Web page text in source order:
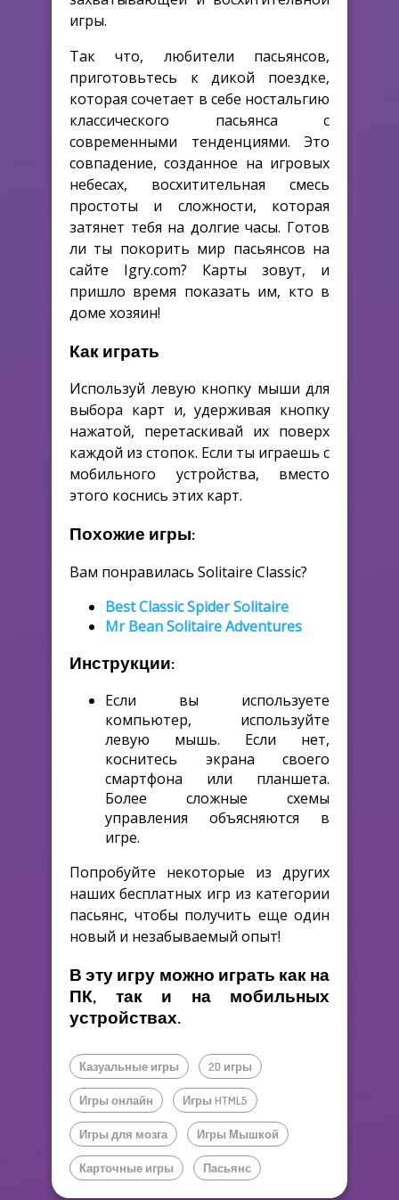
игры.
Так что, любители пасьянсов,
приготовьтесь к дикой поездке,
которая сочетает в себе ностальгию
классического пасьянса с
современными тенденциями. Это
совпадение, созданное на игровых
небесах, восхитительная смесь
простоты и сложности, которая
затянет тебя на долгие часы. Готов
ли ты покорить мир пасьянсов на
сайте Igry.com? Карты зовут, и
пришло время показать им, кто в
доме хозяин!
Как играть
Используй левую кнопку мыши для
выбора карт и, удерживая кнопку
нажатой, перетаскивай их поверх
каждой из стопок. Если ты играешь с
мобильного устройства, вместо
этого коснись этих карт.
Похожие игры:
Вам понравилась Solitaire Classic?
Best Classic Spider Solitaire
Mr Bean Solitaire Adventures
Инструкции:
Если вы используете
компьютер, используйте
левую мышь. Если нет,
коснитесь экрана своего
смартфона или планшета.
Более сложные схемы
управления объясняются в
игре.
Попробуйте некоторые из других
наших бесплатных игр из категории
пасьянс, чтобы получить еще один
новый и незабываемый опыт!
В эту игру можно играть как на
ПК, так и на мобильных
устройствах.
Казуальные игры 2D игры
Игры онлайн Игры HTML5
Игры для мозга Игры Мышкой
Карточные игры Пасьянс